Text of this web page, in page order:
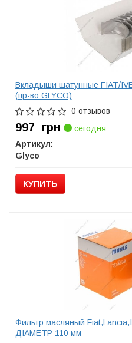
Вкладыши шатунные FIAT/
(пр-во GLYCO)
0 отзывов
997 грн
сегодня
Артикул:
Glyco
КУПИТЬ
Фильтр масляный
ДІАМЕТР 110 мм